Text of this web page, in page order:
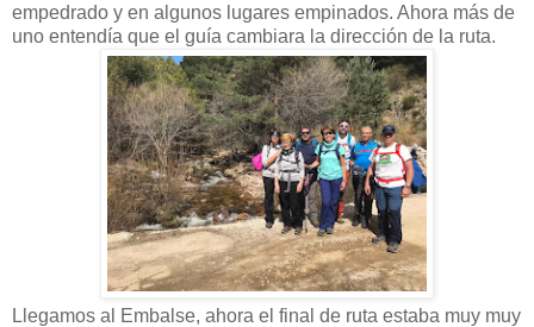
empedrado y en algunos lugares empinados. Ahora más de
uno entendía que el guía cambiara la dirección de la ruta.
Llegamos al Embalse, ahora el final de ruta estaba muy muy